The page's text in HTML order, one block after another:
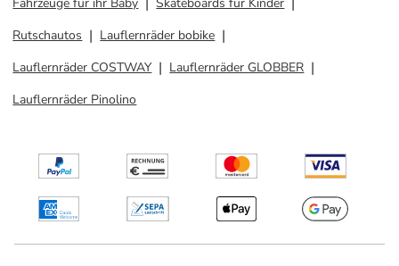
Rutschautos
Lauflernräder bobike
Lauflernräder COSTWAY
Lauflernräder GLOBBER
Lauflernräder Pinolino